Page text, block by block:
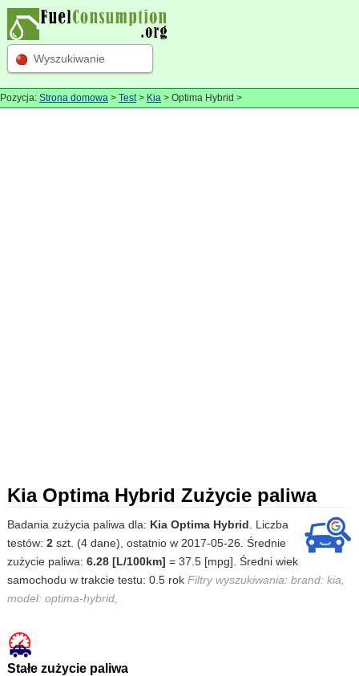
Wyszukiwanie
Pozycja: Strona domowa > Test> Kia > Optima Hybrid >
Kia Optima Hybrid Zużycie paliwa
Badania zużycia paliwa dla: Kia Optima Hybrid . Liczba
testów: 2szt. (4 dane), ostatnio w 2017-05-26. Średnie
zużycie paliwa: 6.28 [L/100km] = 37.5 [mpg]. Średni wiek
samochodu w trakcie testu: 0.5 rok Filtry wyszukiwania: brand: kia,
model: optima-hybrid,
Stałe zużycie paliwa